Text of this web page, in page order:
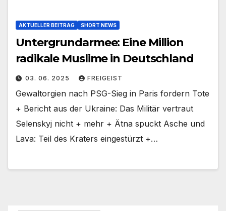
AKTUELLER BEITRAG SHORT NEWS
Untergrundarmee: Eine Million
radikale Muslime in Deutschland
03. 06. 2025 FREIGEIST
Gewaltorgien nach PSG-Sieg in Paris fordern Tote
+ Bericht aus der Ukraine: Das Militär vertraut
Selenskyj nicht + mehr + Ätna spuckt Asche und
Lava: Teil des Kraters eingestürzt +…